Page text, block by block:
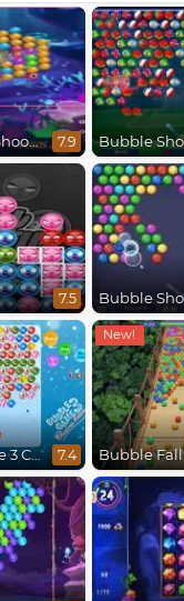
Sea Bubble Shooter 7.9
7.5
Bubble Game 3 Christmas 7.4 Bubble Fall